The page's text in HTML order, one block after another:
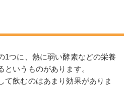
1つに、熱に弱い酵素などの栄養
いうものがあります。
て飲むのはあまり効果がありま